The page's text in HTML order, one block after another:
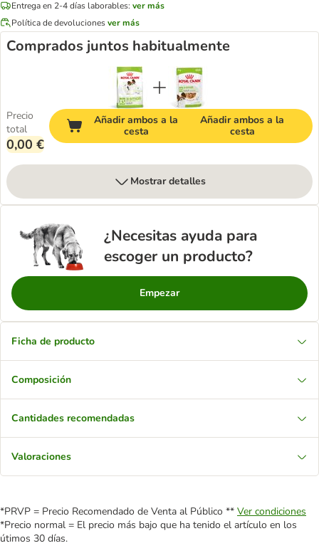
Entrega en 2-4 días laborables: ver más
Política de devolucionesver más
Comprados juntos habitualmente
Precio
total
0,00 €
Añadir ambos a la
cesta
Añadir ambos a la
cesta
Mostrar detalles
¿Necesitas ayuda para
escoger un producto?
Empezar
Ficha de producto
Composición
Cantidades recomendadas
Valoraciones
*PRVP = Precio Recomendado de Venta al Público ** Ver condiciones
*Precio normal = El precio más bajo que ha tenido el artículo en los
útimos 30 días.